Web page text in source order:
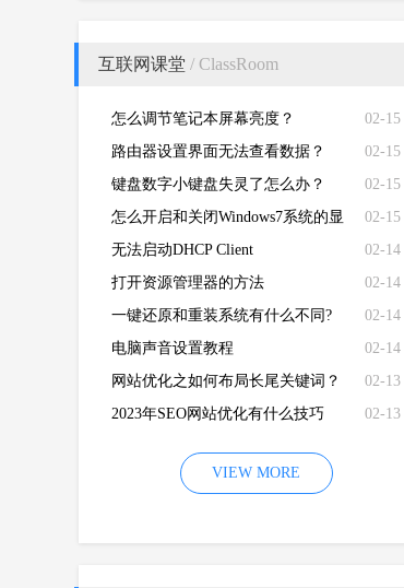
互联网课堂 / ClassRoom
02-15
怎么调节笔记本屏幕亮度？
02-15
路由器设置界面无法查看数据？
02-15
键盘数字小键盘失灵了怎么办？
02-15
怎么开启和关闭Windows7系统的显
卡硬件加速功能
02-14
无法启动DHCP Client
02-14
打开资源管理器的方法
02-14
一键还原和重装系统有什么不同?
02-14
电脑声音设置教程
02-13
网站优化之如何布局长尾关键词？
02-13
2023年SEO网站优化有什么技巧
VIEW MORE